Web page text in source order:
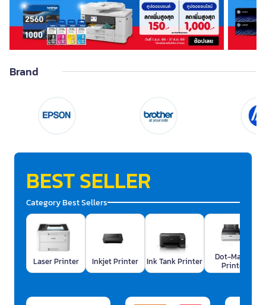
Dot Printer Ribbon
Laser Toner
Inkjet Cartridge
Letratag Tape ,
Brand
BEST SELLER
Category Best Sellers
Laser Printer Inkjet Printer Ink Tank Printer Dot-Matrix
Printer